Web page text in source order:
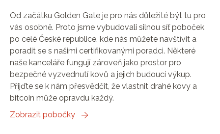
Od začátku Golden Gate je pro nás důležité být tu pro
vás osobně. Proto jsme vybudovali silnou síť poboček
po celé České republice, kde nás můžete navštívit a
poradit se s našimi certifikovanými poradci. Některé
naše kanceláře fungují zároveň jako prostor pro
bezpečné vyzvednutí kovů a jejich budoucí výkup.
Přijďte se k nám přesvědčit, že vlastnit drahé kovy a
bitcoin může opravdu každý.
Zobrazit pobočky